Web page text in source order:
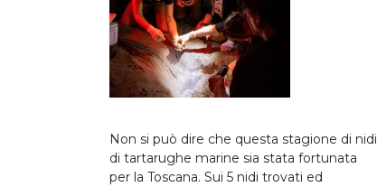
Non si può dire che questa stagione di nidi
di tartarughe marine sia stata fortunata
per la Toscana. Sui 5 nidi trovati ed